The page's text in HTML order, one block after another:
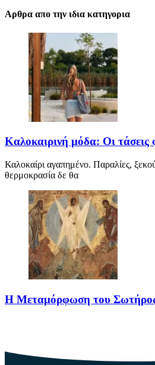
Αρθρα απο την ιδια κατηγορια
Καλοκαιρινή μόδα: Οι τάσεις
Καλοκαίρι αγαπημένο. Παραλίες,
θερμοκρασία δε θα
Η Μεταμόρφωση του Σωτήρος: